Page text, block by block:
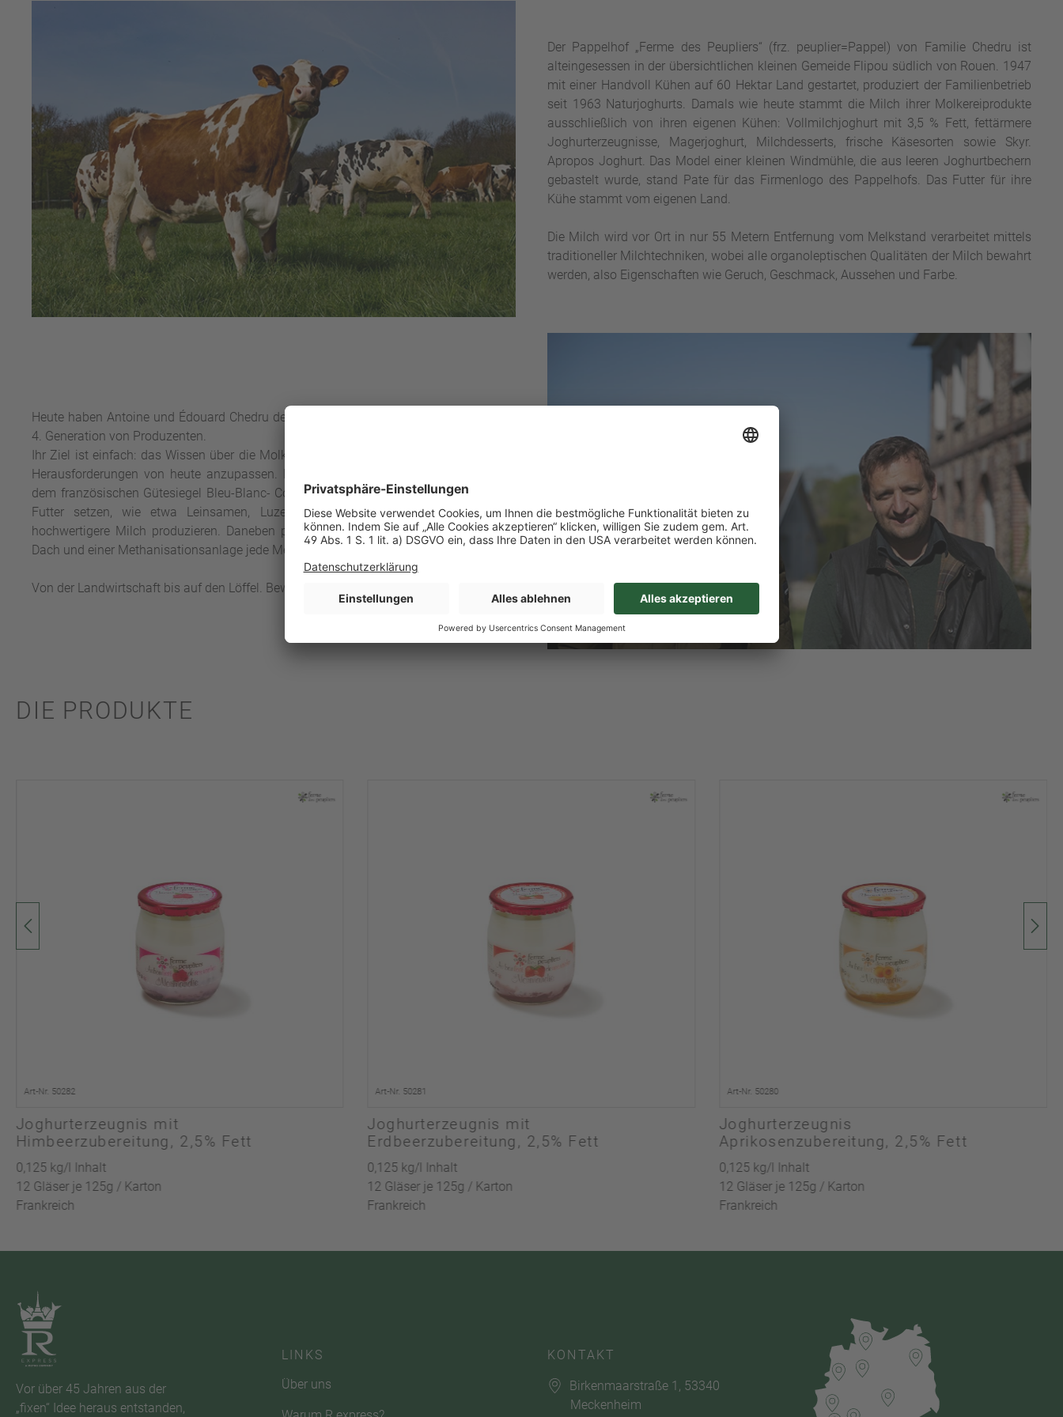
Der Pappelhof „Ferme des Peupliers“ (frz. peuplier=Pappel) von Familie Chedru ist
alteingesessen in der übersichtlichen kleinen Gemeide Flipou südlich von Rouen. 1947
mit einer Handvoll Kühen auf 60 Hektar Land gestartet, produziert der Familienbetrieb
seit 1963 Naturjoghurts. Damals wie heute stammt die Milch ihrer Molkereiprodukte
ausschließlich von ihren eigenen Kühen: Vollmilchjoghurt mit 3,5 % Fett, fettärmere
Joghurterzeugnisse, Magerjoghurt, Milchdesserts, frische Käsesorten sowie Skyr.
Apropos Joghurt. Das Model einer kleinen Windmühle, die aus leeren Joghurtbechern
gebastelt wurde, stand Pate für das Firmenlogo des Pappelhofs. Das Futter für ihre
Kühe stammt vom eigenen Land.
Die Milch wird vor Ort in nur 55 Metern Entfernung vom Melkstand verarbeitet mittels
traditioneller Milchtechniken, wobei alle organoleptischen Qualitäten der Milch bewahrt
werden, also Eigenschaften wie Geruch, Geschmack, Aussehen und Farbe.
Heute haben Antoine und Édouard Chedru den Bauernhof übernommen. Sie bilden die
4. Generation von Produzenten.
Ihr Ziel ist einfach: das Wissen über die Molkerei am Leben zu erhalten und es an die
Herausforderungen von heute anzupassen. Mit der Auszeichnung ihres Betriebs mit
dem französischen Gütesiegel Bleu-Blanc- Cœur zeigen sie, dass sie auf artgerechtes
Futter setzen, wie etwa Leinsamen, Luzerne und Klee und dadurch qualitativ
hochwertigere Milch produzieren. Daneben produzieren sie mit Solarpanels auf dem
Dach und einer Methanisationsanlage jede Menge grüne Energie.
Von der Landwirtschaft bis auf den Löffel. Bewährte Qualität seit 1947.
DIE PRODUKTE
Art-Nr. 50282
Joghurterzeugnis mit
Himbeerzubereitung, 2,5% Fett
0,125 kg/l Inhalt
12 Gläser je 125g / Karton
Frankreich
Art-Nr. 50281
Joghurterzeugnis mit
Erdbeerzubereitung, 2,5% Fett
0,125 kg/l Inhalt
12 Gläser je 125g / Karton
Frankreich
Art-Nr. 50280
Joghurterzeugnis
Aprikosenzubereitung, 2,5% Fett
0,125 kg/l Inhalt
12 Gläser je 125g / Karton
Frankreich
Vor über 45 Jahren aus der
„fixen“ Idee heraus entstanden,
LINKS
Über uns
KONTAKT
Birkenmaarstraße 1, 53340
Meckenheim